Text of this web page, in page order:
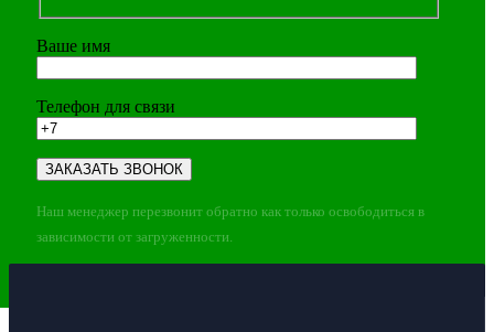
Ваше имя
Телефон для связи
Наш менеджер перезвонит обратно как только освободиться в
зависимости от загруженности.